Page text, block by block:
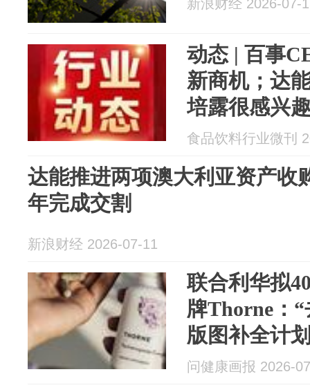
新浪财经 2026-07-
动态 | 百事
新商机；达
培露很感兴
食品饮料行业微刊
达能推进两项澳大利亚资产收
年完成交割
新浪财经 2026-07-11
联合利华拟
牌Thorne：
版图补全计
问健康画报 2026-